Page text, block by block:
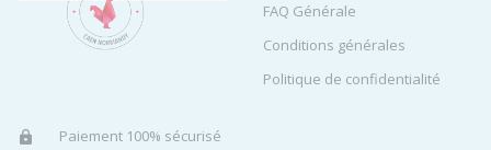
FAQ Générale
Conditions générales
Politique de confidentialité
Paiement 100% sécurisé